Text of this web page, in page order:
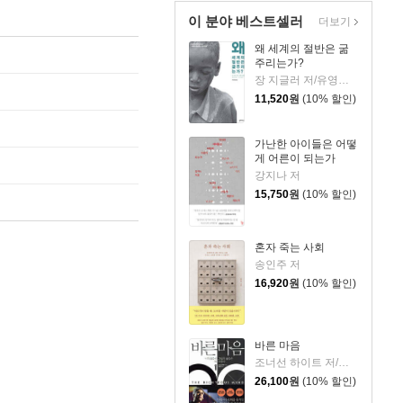
이 분야 베스트셀러
왜 세계의 절반은 굶
주리는가?
장 지글러 저/유영미 역
11,520원 (10% 할인)
가난한 아이들은 어떻
게 어른이 되는가
강지나 저
15,750원 (10% 할인)
혼자 죽는 사회
송인주 저
16,920원 (10% 할인)
바른 마음
조너선 하이트 저/왕수민 역
26,100원 (10% 할인)
더보기